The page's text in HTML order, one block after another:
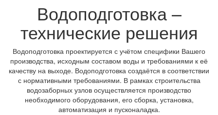
Водоподготовка –
технические решения
Водоподготовка проектируется с учётом специфики Вашего
производства, исходным составом воды и требованиями к её
качеству на выходе. Водоподготовка создаётся в соответствии
с нормативными требованиями. В рамках строительства
водозаборных узлов осуществляется производство
необходимого оборудования, его сборка, установка,
автоматизация и пусконаладка.